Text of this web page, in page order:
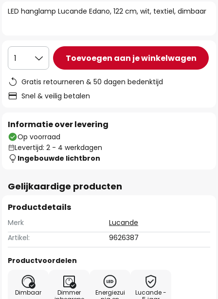
de
LED hanglamp Lucande Edano, 122 cm, wit, textiel, dimbaar
1 Toevoegen aan je winkelwagen
Gratis retourneren & 50 dagen bedenktijd
Snel & veilig betalen
Informatie over levering
Op voorraad
Levertijd: 2 - 4 werkdagen
Ingebouwde lichtbron
Gelijkaardige producten
Productdetails
Merk
Lucande
Artikel:
9626387
Productvoordelen
Dimbaar
Dimmer
Energiezui
Lucande -